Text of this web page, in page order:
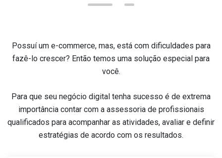
Possuí um e-commerce, mas, está com dificuldades para
fazê-lo crescer? Então temos uma solução especial para
você.
Para que seu negócio digital tenha sucesso é de extrema
importância contar com a assessoria de profissionais
qualificados para acompanhar as atividades, avaliar e definir
estratégias de acordo com os resultados.